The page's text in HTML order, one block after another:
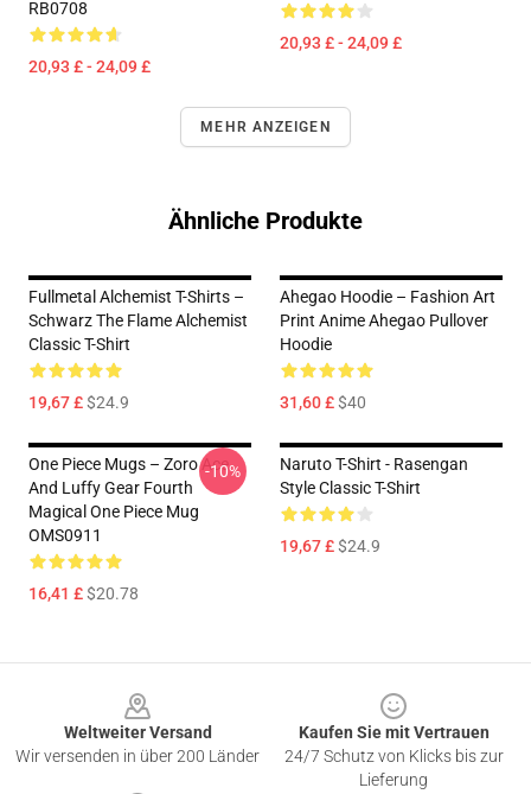
RB0708
20,93 £ - 24,09 £
20,93 £ - 24,09 £
MEHR ANZEIGEN
Ähnliche Produkte
Fullmetal Alchemist T-Shirts –
Schwarz The Flame Alchemist
Classic T-Shirt
19,67 £$24.9
Ahegao Hoodie – Fashion Art
Print Anime Ahegao Pullover
Hoodie
31,60 £$40
One Piece Mugs – Zoro Ace
And Luffy Gear Fourth
Magical One Piece Mug
OMS0911
16,41 £$20.78
-10%
Naruto T-Shirt - Rasengan
Style Classic T-Shirt
19,67 £$24.9
Weltweiter Versand
Wir versenden in über 200 Länder
Kaufen Sie mit Vertrauen
24/7 Schutz von Klicks bis zur
Lieferung